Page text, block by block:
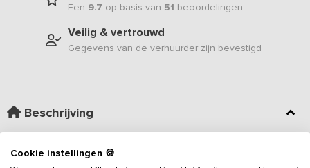
Een 9.7 op basis van 51 beoordelingen
Veilig & vertrouwd
Gegevens van de verhuurder zijn bevestigd
Beschrijving
Dit sfeervolle en ruim opgezette
Peel. Je beschikt tijdens je bedrijf over een grote eigen barruimte
Cookie instellingen 🍪